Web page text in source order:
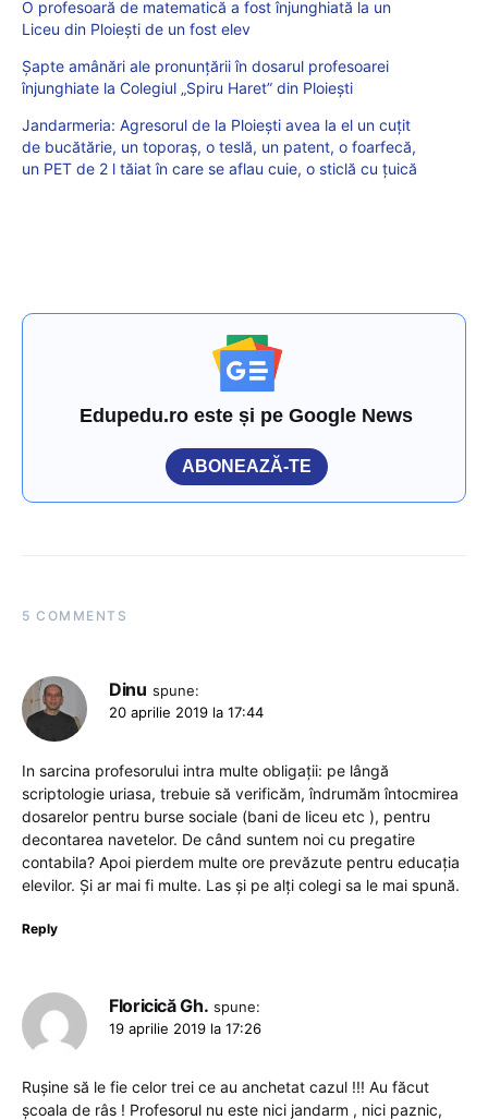
O profesoară de matematică a fost înjunghiată la un
Liceu din Ploiești de un fost elev
Șapte amânări ale pronunțării în dosarul profesoarei
înjunghiate la Colegiul „Spiru Haret” din Ploiești
Jandarmeria: Agresorul de la Ploiești avea la el un cuțit
de bucătărie, un toporaș, o teslă, un patent, o foarfecă,
un PET de 2 l tăiat în care se aflau cuie, o sticlă cu țuică
Edupedu.ro este și pe Google News
ABONEAZĂ-TE
5 COMMENTS
Dinu spune:
20 aprilie 2019 la 17:44
In sarcina profesorului intra multe obligații: pe lângă
scriptologie uriasa, trebuie să verificăm, îndrumăm întocmirea
dosarelor pentru burse sociale (bani de liceu etc ), pentru
decontarea navetelor. De când suntem noi cu pregatire
contabila? Apoi pierdem multe ore prevăzute pentru educația
elevilor. Și ar mai fi multe. Las și pe alți colegi sa le mai spună.
Reply
Floricică Gh. spune:
19 aprilie 2019 la 17:26
Rușine să le fie celor trei ce au anchetat cazul !!! Au făcut
școala de râs ! Profesorul nu este nici jandarm , nici paznic,